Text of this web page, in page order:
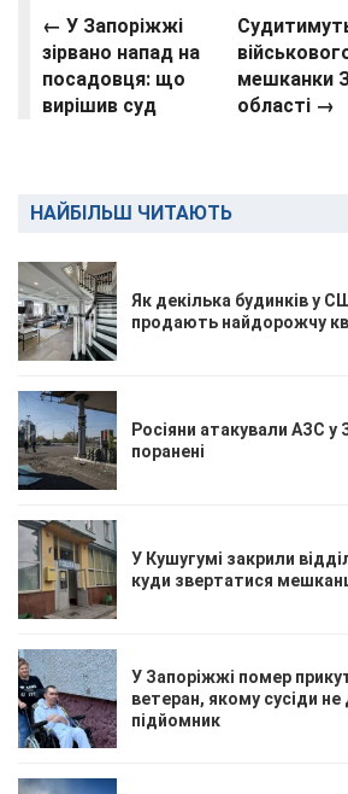
← У Запоріжжі
зірвано напад на
посадовця: що
вирішив суд
мешканки
області →
НАЙБІЛЬШ ЧИТАЮТЬ
Як декілька будинків у
продають найдорожчу
Росіяни атакували АЗС у
поранені
У Кушугумі закрили
куди звертатися
У Запоріжжі помер
ветеран, якому сусіди
підйомник